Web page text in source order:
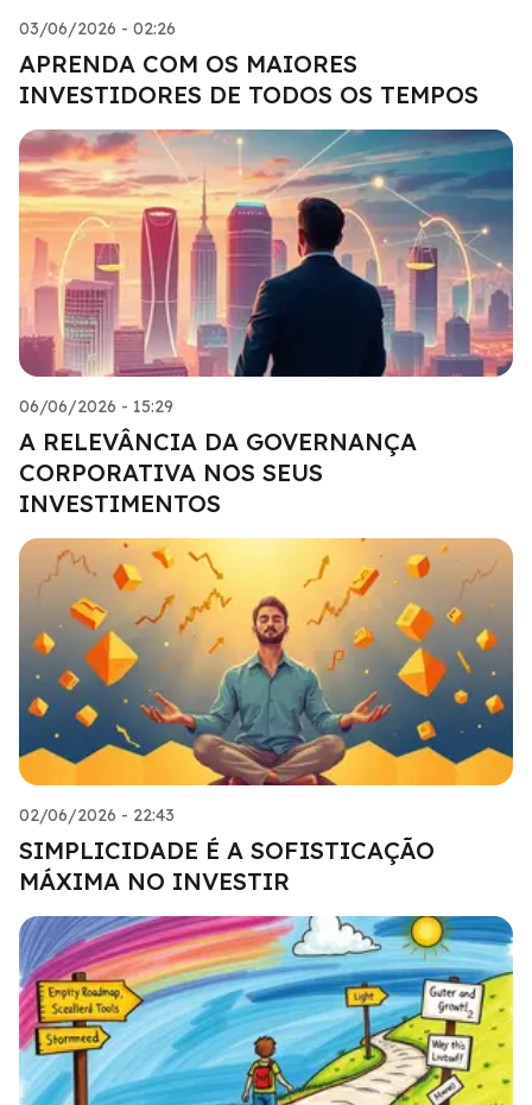
03/06/2026 - 02:26
APRENDA COM OS MAIORES
INVESTIDORES DE TODOS OS TEMPOS
06/06/2026 - 15:29
A RELEVÂNCIA DA GOVERNANÇA
CORPORATIVA NOS SEUS
INVESTIMENTOS
02/06/2026 - 22:43
SIMPLICIDADE É A SOFISTICAÇÃO
MÁXIMA NO INVESTIR